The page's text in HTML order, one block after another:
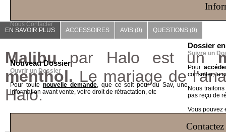
Nous Contacter
Nouveau Dossier
Ouvrir un Dossier
Pour toute nouvelle demande, que ce soit pour du Sav, une
information avant vente, votre droit de rétractation, etc
Dossier
Suivre un
Pour
consulter, le
Nous
pas reçu de
Vous pouvez
EN SAVOIR PLUS ACCESSOIRES AVIS (0) QUESTIONS (0)
Malibupar Halo est un
menthol. Le mariage de
Halo.